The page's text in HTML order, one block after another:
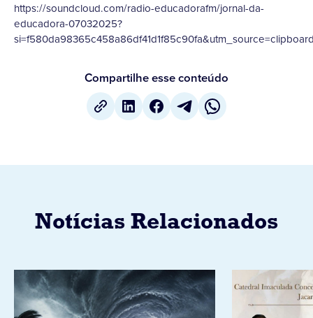
https://soundcloud.com/radio-educadorafm/jornal-da-
educadora-07032025?
Compartilhe esse conteúdo
Notícias Relacionados